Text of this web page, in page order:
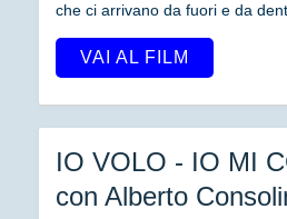
che ci arrivano da fuori e da
VAI AL FILM
IO VOLO - IO MI
con Alberto